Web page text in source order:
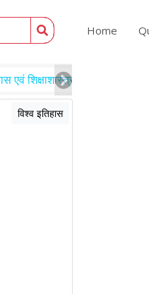
Home
एवं शिक्षाशास्त्र TET
विश्व इतिहास